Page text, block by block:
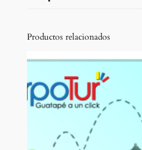
Productos relacionados